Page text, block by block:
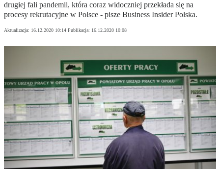
drugiej fali pandemii, która coraz widoczniej przekłada się na
procesy rekrutacyjne w Polsce - pisze Business Insider Polska.
Aktualizacja: 16.12.2020 10:14 Publikacja: 16.12.2020 10:08